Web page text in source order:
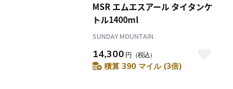
MSR エムエスアール タイタンケ
トル1400ml
SUNDAY MOUNTAIN
14,300 円 （税込）
積算 390 マイル (3倍)